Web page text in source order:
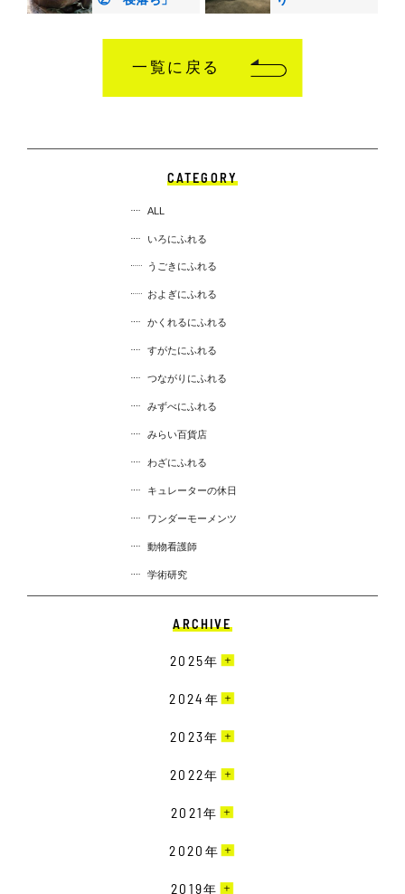
一覧に戻る
CATEGORY
ALL
いろにふれる
うごきにふれる
およぎにふれる
かくれるにふれる
すがたにふれる
つながりにふれる
みずべにふれる
みらい百貨店
わざにふれる
キュレーターの休日
ワンダーモーメンツ
動物看護師
学術研究
ARCHIVE
2025年
3月［4］
2024 年
12月［10］
9月［18］
8月［11］
2023年
12月［9］
9月［16］
8月［12］
2022年
12月［22］
2021年
12月［19］
2020 年
12月［15］
2019年